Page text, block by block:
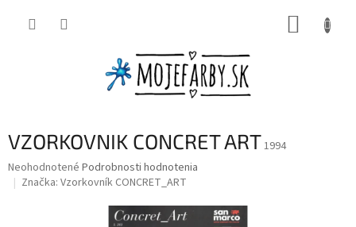
VZORKOVNIK CONCRET ART1994
Priemerné
hodnotenie
Neohodnotené Podrobnosti hodnotenia
Značka: Vzorkovník CONCRET_ART